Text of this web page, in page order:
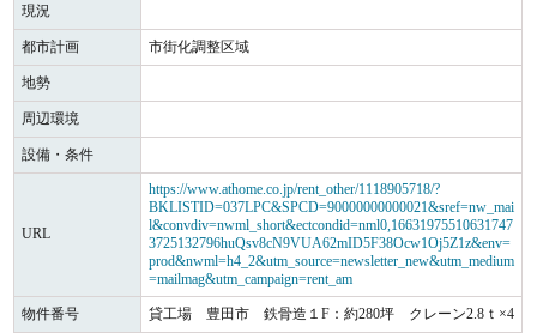
現況
都市計画 市街化調整区域
地勢
周辺環境
設備・条件
URL
https://www.athome.co.jp/rent_other/1118905718/?
BKLISTID=037LPC&SPCD=90000000000021&sref=nw_mai
l&convdiv=nwml_short&ectcondid=nml0,16631975510631747
3725132796huQsv8cN9VUA62mID5F38Ocw1Oj5Z1z&env=
prod&nwml=h4_2&utm_source=newsletter_new&utm_medium
=mailmag&utm_campaign=rent_am
物件番号 貸工場 豊田市 鉄骨造１F：約280坪 クレーン2.8ｔ×4